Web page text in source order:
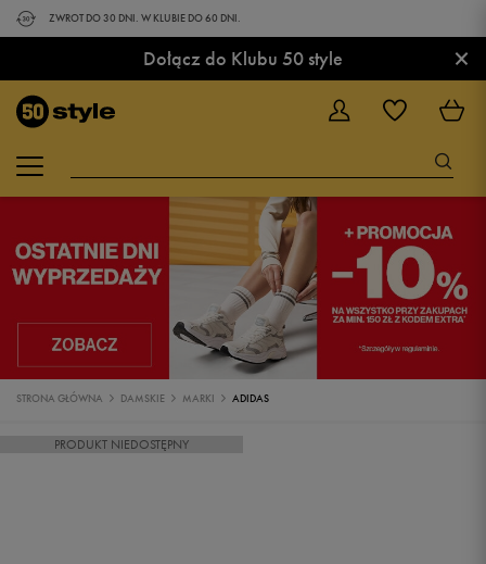
ZWROT DO 30 DNI. W KLUBIE DO 60 DNI.
Dołącz do Klubu 50 style ×
STRONA GŁÓWNA DAMSKIE MARKI ADIDAS
PRODUKT NIEDOSTĘPNY